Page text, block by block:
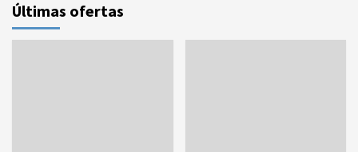
Últimas ofertas